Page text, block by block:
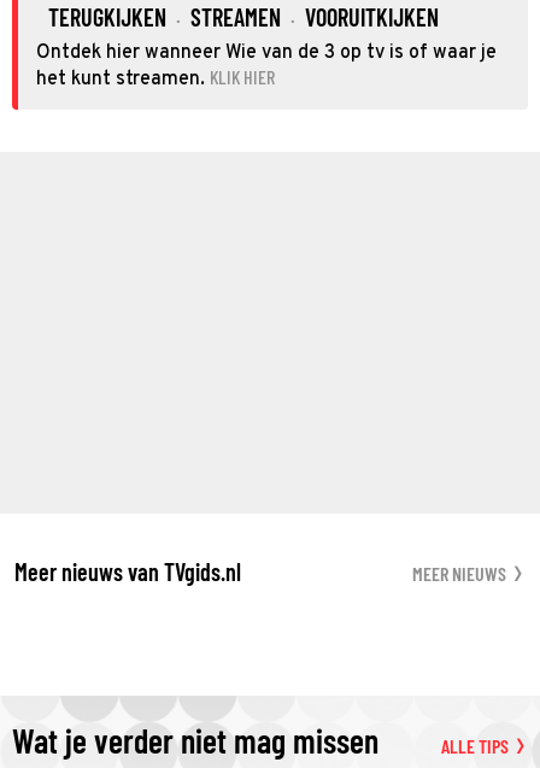
TERUGKIJKEN · STREAMEN · VOORUITKIJKEN
Ontdek hier wanneer Wie van de 3 op tv is of waar je
het kunt streamen. KLIK HIER
Meer nieuws van TVgids.nl MEER NIEUWS
Wat je verder niet mag missen ALLE TIPS